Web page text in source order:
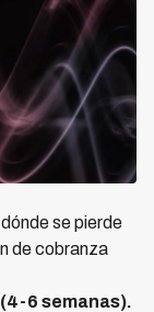
se pierde
de cobranza
6 semanas).